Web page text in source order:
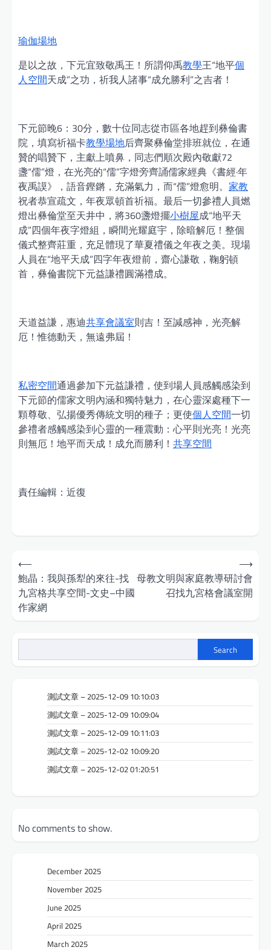
瑜伽場地
是以之故，下元宜致敬禹王！所謂仰禹教學王“地平個
人空間天成”之功，祈我人諸事“成允勝利”之吉者！
下元節晚6：30分，數十位同志從市區各地趕到彝倫書
院，填寫祈福卡教學場地后齊聚彝倫堂排班就位，在通
贊的唱贊下，主獻上噴鼻，同志們順次殿內敬獻72
盞“儒”燈，在光亮的“儒”字燈旁齊誦儒家經典《書經·年
夜禹謨》，語音鏗鏘，充滿氣力，而“儒”燈愈明。 家教
祝者恭宣疏文，年夜眾頓首祈福。最后一切參禮人員燃
燈出彝倫堂至天井中，將360盞燈擺小樹屋成“地平天
成”四個年夜字燈組，瞬間光耀庭宇，除暗解厄！整個
儀式整齊莊重，充足體現了華夏禮儀之年夜之美。現場
人員在“地平天成”四字年夜燈前，齋心謙敬，鞠躬頓
首，彝倫書院下元益謙禮圓滿禮成。
天道益謙，惠迪共享會議室則吉！至諴感神，光亮解
厄！惟德動天，無遠弗屆！
私密空間通過參加下元益謙禮，使到場人員感觸感染到
下元節的儒家文明內涵和獨特魅力，在心靈深處種下一
顆尊敬、弘揚優秀傳統文明的種子；更使個人空間一切
參禮者感觸感染到心靈的一種震動：心平則光亮！光亮
則無厄！地平而天成！成允而勝利！ 共享空間
責任編輯：近復
Post
navigation
⟵
鮑晶：我與孫犁的來往-找
九宮格共享空間-文史–中國
作家網
母教文明與家庭教導研討會
召找九宮格會議室開
⟶
Search
測試文章 – 2025-12-09 10:10:03
測試文章 – 2025-12-09 10:09:04
測試文章 – 2025-12-09 10:11:03
測試文章 – 2025-12-02 10:09:20
測試文章 – 2025-12-02 01:20:51
No comments to show.
December 2025
November 2025
June 2025
April 2025
March 2025